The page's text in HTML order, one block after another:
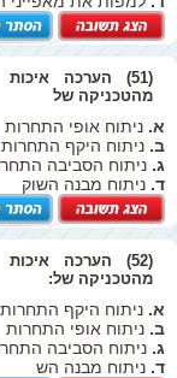
(51) הערכה
מהטכניקה של
א. ניתוח אופי התחרות
ב. ניתוח היקף התחרות
ג. ניתוח הסביבה
ד. ניתוח מבנה השוק
(52) הערכה
מהטכניקה של:
א. ניתוח היקף התחרות
ב. ניתוח אופי התחרות
ג. ניתוח הסביבה
ד. ניתוח מבנה הש